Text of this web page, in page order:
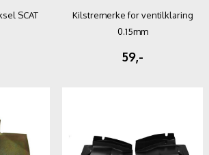
SCAT
Kilstremerke for ventilklaring
0.15mm
59,-